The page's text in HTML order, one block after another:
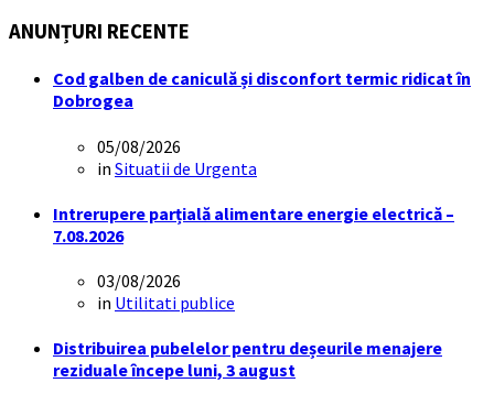
ANUNȚURI RECENTE
Cod galben de caniculă și disconfort termic ridicat în
Dobrogea
05/08/2026
in Situatii de Urgenta
Intrerupere parțială alimentare energie electrică –
7.08.2026
03/08/2026
in Utilitati publice
Distribuirea pubelelor pentru deșeurile menajere
reziduale începe luni, 3 august